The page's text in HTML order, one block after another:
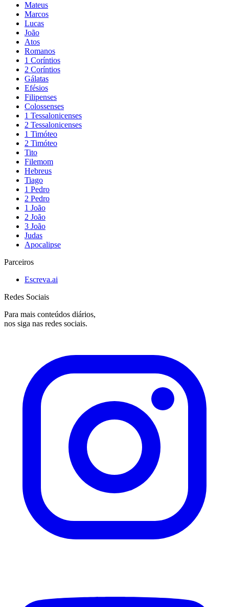
Mateus
Marcos
Lucas
João
Atos
Romanos
1 Coríntios
2 Coríntios
Gálatas
Efésios
Filipenses
Colossenses
1 Tessalonicenses
2 Tessalonicenses
1 Timóteo
2 Timóteo
Tito
Filemom
Hebreus
Tiago
1 Pedro
2 Pedro
1 João
2 João
3 João
Judas
Apocalipse
Parceiros
Escreva.ai
Redes Sociais
Para mais conteúdos diários,
nos siga nas redes sociais.